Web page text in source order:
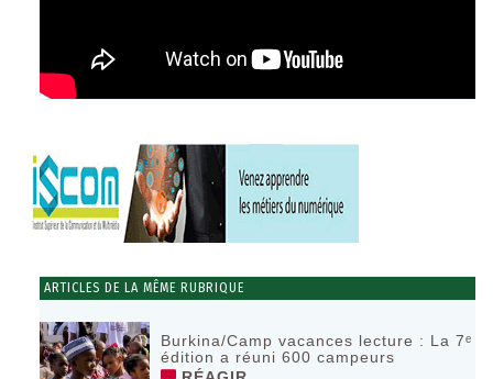
ARTICLES DE LA MÊME RUBRIQUE
Burkina/Camp vacances lecture : La 7ᵉ
édition a réuni 600 campeurs